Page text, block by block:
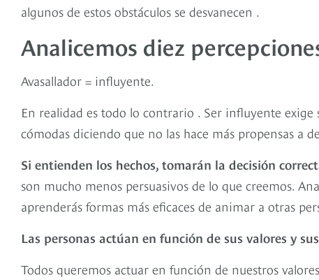
algunos de estos obstáculos se desvanecen .
Analicemos diez
Avasallador = influyente.
En realidad es todo lo contrario . Ser influyente
cómodas diciendo que no las hace más propensas a
Si entienden los hechos, tomarán la decisión
son mucho menos persuasivos de lo que creemos.
aprenderás formas más eficaces de animar a otras
Las personas actúan en función de sus valores y
Todos queremos actuar en función de nuestros